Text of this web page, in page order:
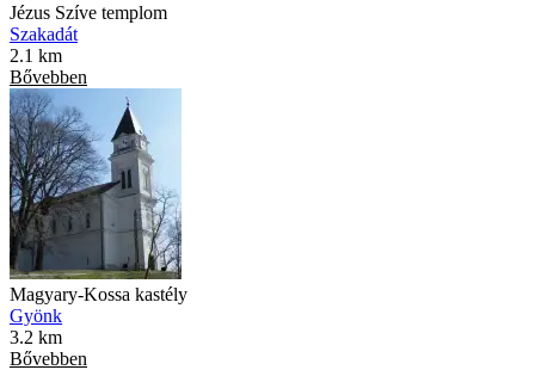
Jézus Szíve templom
Szakadát
2.1 km
Bővebben
Magyary-Kossa kastély
Gyönk
3.2 km
Bővebben